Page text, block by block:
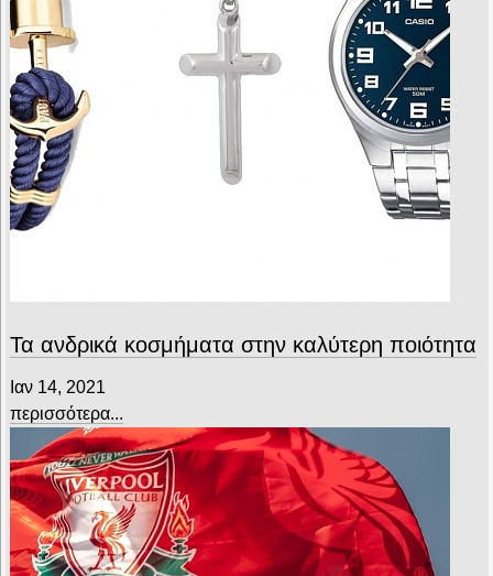
Τα ανδρικά κοσμήματα στην καλύτερη ποιότητα
Ιαν 14, 2021
περισσότερα...